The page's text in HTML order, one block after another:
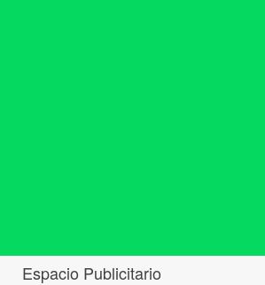
Espacio Publicitario